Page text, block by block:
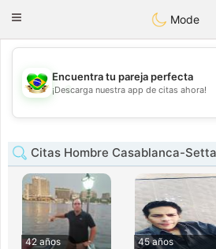
Brasil
Toggle
Mode
💖
💕
Encuentra tu pareja perfecta
¡Descarga nuestra app de citas ahora!
Citas Hombre Casablanca-
42 años
45 años